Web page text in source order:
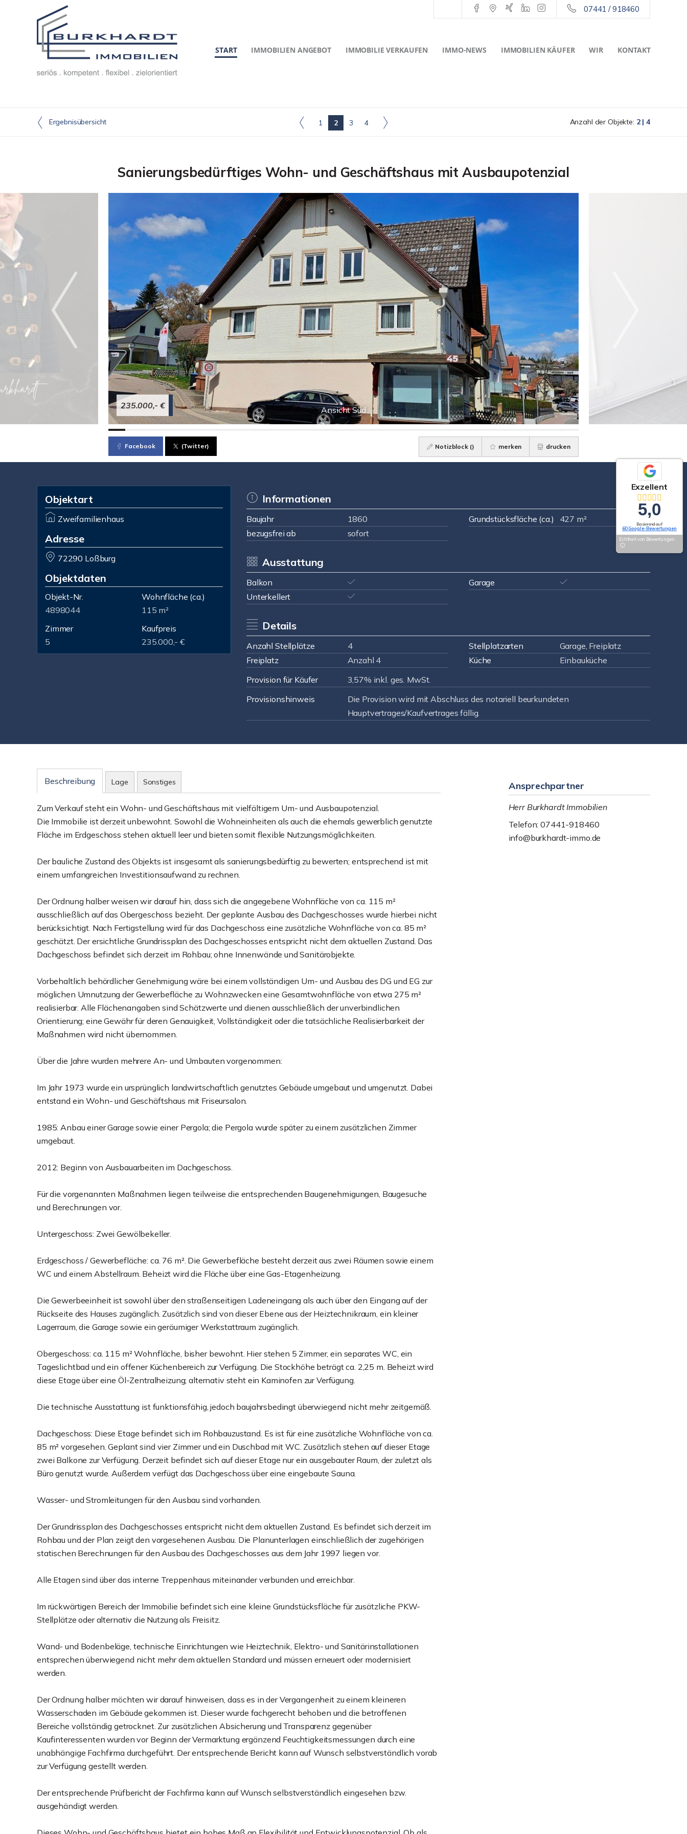
07441 / 918460
START IMMOBILIEN ANGEBOT IMMOBILIE VERKAUFEN IMMO-NEWS IMMOBILIEN KÄUFER WIR KONTAKT
Ergebnisübersicht 1 2 3 4 Anzahl der Objekte: 2 | 4
Sanierungsbedürftiges Wohn- und Geschäftshaus mit Ausbaupotenzial
Ansicht Süd
235.000,- €
Facebook (Twitter) Notizblock () merken drucken
Objektart
Zweifamilienhaus
Adresse
72290 Loßburg
Objektdaten
Objekt-Nr.
4898044
Wohnfläche (ca.)
115 m²
Zimmer
5
Kaufpreis
235.000,- €
Informationen
Baujahr 1860 Grundstücksfläche (ca.)
427 m²
bezugsfrei ab
sofort
Ausstattung
Balkon
Garage
Unterkellert
Details
Anzahl Stellplätze 4 Stellplatzarten
Garage, Freiplatz
Freiplatz
Anzahl 4 Küche
Einbauküche
Provision für Käufer
3,57% inkl. ges. MwSt.
Provisionshinweis
Die Provision wird mit Abschluss des notariell beurkundeten
Hauptvertrages/Kaufvertrages fällig.
Beschreibung Lage Sonstiges
Zum Verkauf steht ein Wohn- und Geschäftshaus mit vielfältigem Um- und Ausbaupotenzial.
Die Immobilie ist derzeit unbewohnt. Sowohl die Wohneinheiten als auch die ehemals gewerblich genutzte
Fläche im Erdgeschoss stehen aktuell leer und bieten somit flexible Nutzungsmöglichkeiten.
Der bauliche Zustand des Objekts ist insgesamt als sanierungsbedürftig zu bewerten; entsprechend ist mit
einem umfangreichen Investitionsaufwand zu rechnen.
Der Ordnung halber weisen wir darauf hin, dass sich die angegebene Wohnfläche von ca. 115 m²
ausschließlich auf das Obergeschoss bezieht. Der geplante Ausbau des Dachgeschosses wurde hierbei nicht
berücksichtigt. Nach Fertigstellung wird für das Dachgeschoss eine zusätzliche Wohnfläche von ca. 85 m²
geschätzt. Der ersichtliche Grundrissplan des Dachgeschosses entspricht nicht dem aktuellen Zustand. Das
Dachgeschoss befindet sich derzeit im Rohbau; ohne Innenwände und Sanitärobjekte.
Vorbehaltlich behördlicher Genehmigung wäre bei einem vollständigen Um- und Ausbau des DG und EG zur
möglichen Umnutzung der Gewerbefläche zu Wohnzwecken eine Gesamtwohnfläche von etwa 275 m²
realisierbar. Alle Flächenangaben sind Schätzwerte und dienen ausschließlich der unverbindlichen
Orientierung; eine Gewähr für deren Genauigkeit, Vollständigkeit oder die tatsächliche Realisierbarkeit der
Maßnahmen wird nicht übernommen.
Über die Jahre wurden mehrere An- und Umbauten vorgenommen:
Im Jahr 1973 wurde ein ursprünglich landwirtschaftlich genutztes Gebäude umgebaut und umgenutzt. Dabei
entstand ein Wohn- und Geschäftshaus mit Friseursalon.
1985: Anbau einer Garage sowie einer Pergola; die Pergola wurde später zu einem zusätzlichen Zimmer
umgebaut.
2012: Beginn von Ausbauarbeiten im Dachgeschoss.
Für die vorgenannten Maßnahmen liegen teilweise die entsprechenden Baugenehmigungen, Baugesuche
und Berechnungen vor.
Untergeschoss: Zwei Gewölbekeller.
Erdgeschoss / Gewerbefläche: ca. 76 m². Die Gewerbefläche besteht derzeit aus zwei Räumen sowie einem
WC und einem Abstellraum. Beheizt wird die Fläche über eine Gas-Etagenheizung.
Die Gewerbeeinheit ist sowohl über den straßenseitigen Ladeneingang als auch über den Eingang auf der
Rückseite des Hauses zugänglich. Zusätzlich sind von dieser Ebene aus der Heiztechnikraum, ein kleiner
Lagerraum, die Garage sowie ein geräumiger Werkstattraum zugänglich.
Obergeschoss: ca. 115 m² Wohnfläche, bisher bewohnt. Hier stehen 5 Zimmer, ein separates WC, ein
Tageslichtbad und ein offener Küchenbereich zur Verfügung. Die Stockhöhe beträgt ca. 2,25 m. Beheizt wird
diese Etage über eine Öl-Zentralheizung; alternativ steht ein Kaminofen zur Verfügung.
Die technische Ausstattung ist funktionsfähig, jedoch baujahrsbedingt überwiegend nicht mehr zeitgemäß.
Dachgeschoss: Diese Etage befindet sich im Rohbauzustand. Es ist für eine zusätzliche Wohnfläche von ca.
85 m² vorgesehen. Geplant sind vier Zimmer und ein Duschbad mit WC. Zusätzlich stehen auf dieser Etage
zwei Balkone zur Verfügung. Derzeit befindet sich auf dieser Etage nur ein ausgebauter Raum, der zuletzt als
Büro genutzt wurde. Außerdem verfügt das Dachgeschoss über eine eingebaute Sauna.
Wasser- und Stromleitungen für den Ausbau sind vorhanden.
Der Grundrissplan des Dachgeschosses entspricht nicht dem aktuellen Zustand. Es befindet sich derzeit im
Rohbau und der Plan zeigt den vorgesehenen Ausbau. Die Planunterlagen einschließlich der zugehörigen
statischen Berechnungen für den Ausbau des Dachgeschosses aus dem Jahr 1997 liegen vor.
Alle Etagen sind über das interne Treppenhaus miteinander verbunden und erreichbar.
Im rückwärtigen Bereich der Immobilie befindet sich eine kleine Grundstücksfläche für zusätzliche PKW-
Stellplätze oder alternativ die Nutzung als Freisitz.
Wand- und Bodenbeläge, technische Einrichtungen wie Heiztechnik, Elektro- und Sanitärinstallationen
entsprechen überwiegend nicht mehr dem aktuellen Standard und müssen erneuert oder modernisiert
werden.
Der Ordnung halber möchten wir darauf hinweisen, dass es in der Vergangenheit zu einem kleineren
Wasserschaden im Gebäude gekommen ist. Dieser wurde fachgerecht behoben und die betroffenen
Bereiche vollständig getrocknet. Zur zusätzlichen Absicherung und Transparenz gegenüber
Kaufinteressenten wurden vor Beginn der Vermarktung ergänzend Feuchtigkeitsmessungen durch eine
unabhängige Fachfirma durchgeführt. Der entsprechende Bericht kann auf Wunsch selbstverständlich vorab
zur Verfügung gestellt werden.
Der entsprechende Prüfbericht der Fachfirma kann auf Wunsch selbstverständlich eingesehen bzw.
ausgehändigt werden.
Ansprechpartner
Herr Burkhardt Immobilien
Telefon: 07441-918460
info@burkhardt-immo.de
Exzellent
5,0
Basierend auf
60 Google-Bewertungen
Echtheit von Bewertungen